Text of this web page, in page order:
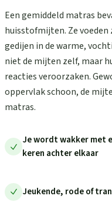
Een gemiddeld matras
huisstofmijten. Ze voeden
gedijen in de warme,
niet de mijten zelf, maar
reacties veroorzaken.
oppervlak schoon, de
matras.
Je wordt wakker met
keren achter elkaar
Jeukende, rode of